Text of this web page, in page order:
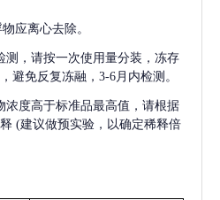
应离心去除。
测，请按一次使用量分装，冻存
免反复冻融，3-6月内检测。
浓度高于标准品最高值，请根据
(建议做预实验，以确定稀释倍